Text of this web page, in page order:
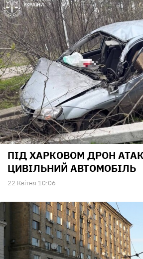
ПІД ХАРКОВОМ ДРОН
ЦИВІЛЬНИЙ АВТОМОБІЛЬ
22 Квiтня 10:06